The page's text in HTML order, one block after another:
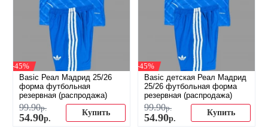
-45%
Basic Реал Мадрид 25/26
форма футбольная
резервная (распродажа)
99.90р.
54.90р.
Купить
-45%
Basic детская Реал Мадрид
25/26 футбольная форма
резервная (распродажа)
99.90р.
54.90р.
Купить